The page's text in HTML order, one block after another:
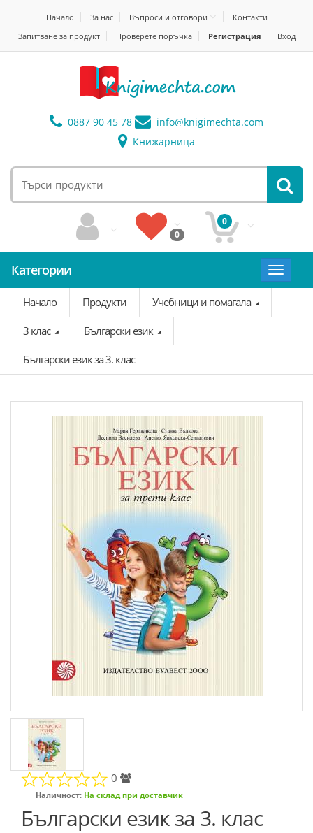
Начало За нас Въпроси и отговори
Контакти
Запитване за продукт
Проверете поръчка Регистрация Вход
0887 90 45 78 info@knigimechta.com
Книжарница
0
0
Категории
Toggle
Начало
Продукти Учебници и помагала
3 клас Български език
Български език за 3. клас
0
Наличност: На склад при доставчик
Български език за 3. клас